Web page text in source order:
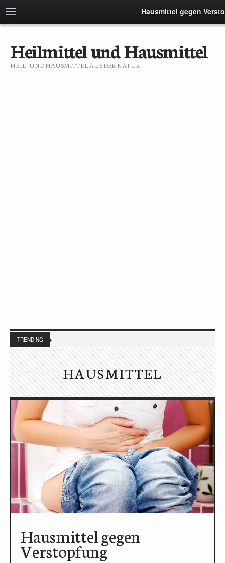
Hausmittel gegen
Heilmittel und Hausmittel
HEIL- UND HAUSMITTEL AUS DER NATUR
TRENDING
HAUSMITTEL
Hausmittel gegen
Verstopfung